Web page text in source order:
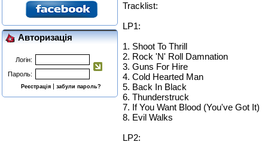
Авторизація
Логін:
Пароль:
Реєстрація |забули пароль?
Tracklist:
LP1:
1. Shoot To Thrill
2. Rock 'N' Roll Damnation
3. Guns For Hire
4. Cold Hearted Man
5. Back In Black
6. Thunderstruck
7. If You Want Blood (You've Got It)
8. Evil Walks
LP2: